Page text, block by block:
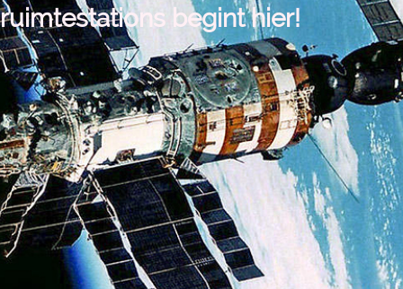
ruimtestations begint hier!